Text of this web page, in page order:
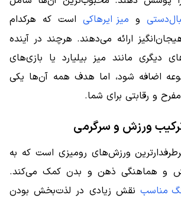
و میز ایرهاکیاست که هرکدام
ارائه می‌دهند. هرچند در آینده
مانند میز بیلیارد یا بازی‌های
اضافه شود، اما هدف همه آن‌ها یکی
و رقابتی برای شما.
ورزش و سرگرمی
ورزش‌های رومیزی است که به
و هماهنگی ذهن و بدن کمک می‌کند.
مناسب نقش زیادی در لذت‌بخش بودن